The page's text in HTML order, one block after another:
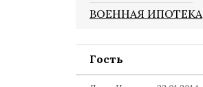
ВОЕННАЯ ИПОТЕКА
Гость